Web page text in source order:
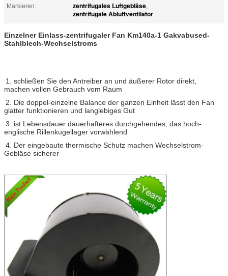
Markieren: zentrifugales Luftgebläse,
zentrifugale Abluftventilator
Einzelner Einlass-zentrifugaler Fan Km140a-1 Gakvabused-
Stahlblech-Wechselstroms
1. schließen Sie den Antreiber an und äußerer Rotor direkt,
machen vollen Gebrauch vom Raum
2. Die doppel-einzelne Balance der ganzen Einheit lässt den Fan
glatter funktionieren und langlebiges Gut
3. ist Lebensdauer dauerhafteres durchgehendes, das hoch-
englische Rillenkugellager vorwählend
4. Der eingebaute thermische Schutz machen Wechselstrom-
Gebläse sicherer